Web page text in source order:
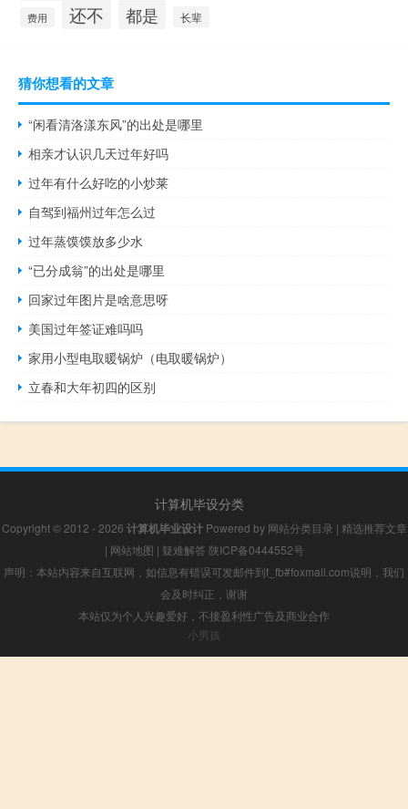
费用 还不 都是 长辈
猜你想看的文章
“闲看清洛漾东风”的出处是哪里
相亲才认识几天过年好吗
过年有什么好吃的小炒莱
自驾到福州过年怎么过
过年蒸馍馍放多少水
“已分成翁”的出处是哪里
回家过年图片是啥意思呀
美国过年签证难吗吗
家用小型电取暖锅炉（电取暖锅炉）
立春和大年初四的区别
计算机毕设分类
Copyright © 2012 - 2026 计算机毕业设计Powered by 网站分类目录 | 精选推荐文章
| 网站地图 | 疑难解答 陕ICP备0444552号
声明：本站内容来自互联网，如信息有错误可发邮件到f_fb#foxmail.com说明，我们
会及时纠正，谢谢
本站仅为个人兴趣爱好，不接盈利性广告及商业合作
小男孩